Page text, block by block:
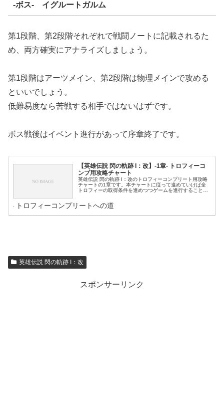
-ボス- イグルートガルム
第1段階、第2段階それぞれで戦闘ノートに記載されるた
め、両方確実にアナライズしましょう。
第1段階はアーツメイン、第2段階は物理メインで攻める
といいでしょう。
低難易度なら苦戦する相手ではないはずです。
ボス戦後はイベント進行があって序章終了です。
【英雄伝説 閃の軌跡 I：改】-1章- トロフィーコ
ンプ用攻略チャート
英雄伝説 閃の軌跡 I：改のトロフィーコンプリート用攻略
チャートの1章です。本チャートに従って進めていけば全
トロフィーの取得条件を進めつつゲームを進行することが
トロフィーコンプリートへの道
英雄伝説 閃の軌跡 I：改
スポンサーリンク